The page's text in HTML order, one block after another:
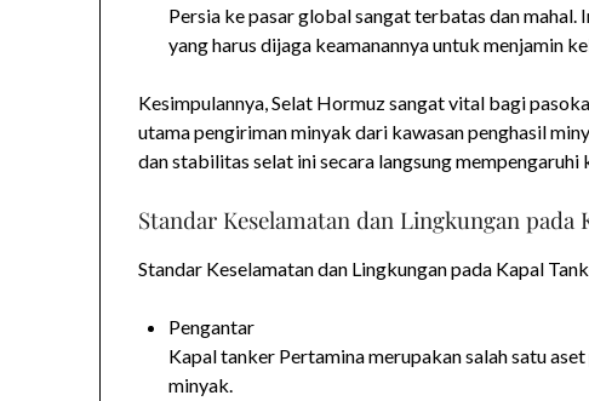
Persia ke pasar global sangat terbatas dan
yang harus dijaga keamanannya untuk menjamin
Kesimpulannya, Selat Hormuz sangat vital bagi
utama pengiriman minyak dari kawasan penghasil
dan stabilitas selat ini secara langsung
Standar Keselamatan dan Lingkungan pada
Standar Keselamatan dan Lingkungan pada Kapal
Pengantar
Kapal tanker Pertamina merupakan salah satu
minyak.